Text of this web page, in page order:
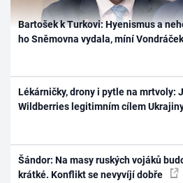
Bartošek k Turkovi: Hyenismus a
ho Sněmovna vydala, míní Vondráček
Lékárničky, drony i pytle na mrtvoly:
Wildberries legitimním cílem
Šándor: Na masy ruských vojáků
krátké. Konflikt se nevyvíjí dobře